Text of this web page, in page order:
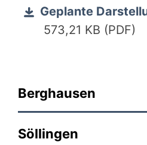
Geplante
573,21 KB (PDF)
Berghausen
Söllingen